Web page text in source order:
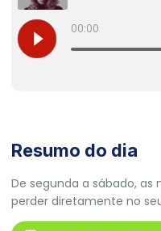
Resumo do dia
De segunda a sábado,
perder diretamente no